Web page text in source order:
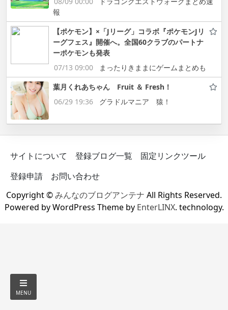
報
【ポケモン】×「Jリーグ」コラボ『ポケモンJリ
ーグフェス』開催へ。全国60クラブのパートナ
ーポケモンも発表
07/13 09:00
まったりきままにゲームまとめも
葉月くれあちゃん Fruit ＆ Fresh！
06/29 19:36
グラドルマニア 猿！
サイトについて 登録ブログ一覧
固定リンクツール
登録申請
お問い合わせ
Copyright ©みんなのブログアンテナ All Rights Reserved.
Powered by WordPress Theme by EnterLINX. technology.
MENU